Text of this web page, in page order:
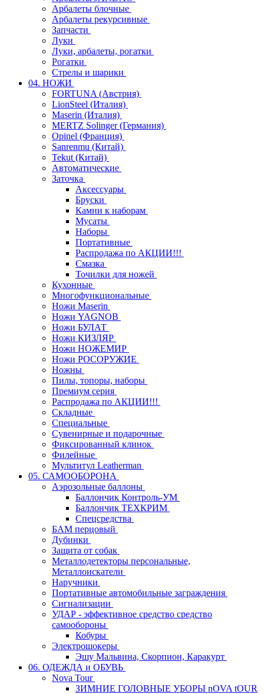
Арбалеты блочные
Арбалеты рекурсивные
Запчасти
Луки
Луки, арбалеты, рогатки
Рогатки
Стрелы и шарики
04. НОЖИ
FORTUNA (Австрия)
LionSteel (Италия)
Maserin (Италия)
MERTZ Solinger (Германия)
Opinel (Франция)
Sanrenmu (Китай)
Tekut (Китай)
Автоматические
Заточка
Аксессуары
Бруски
Камни к наборам
Мусаты
Наборы
Портативные
Распродажа по АКЦИИ!!!
Смазка
Точилки для ножей
Кухонные
Многофункциональные
Ножи Maserin
Ножи YAGNOB
Ножи БУЛАТ
Ножи КИЗЛЯР
Ножи НОЖЕМИР
Ножи РОСОРУЖИЕ
Ножны
Пилы, топоры, наборы
Премиум серия
Распродажа по АКЦИИ!!!
Складные
Специальные
Сувенирные и подарочные
Фиксированный клинок
Филейные
Мультитул Leatherman
05. САМООБОРОНА
Аэрозольные баллоны
Баллончик Контроль-УМ
Баллончик ТЕХКРИМ
Спецсредства
БАМ перцовый
Дубинки
Защита от собак
Металлодетекторы персональные,
Металлоискатели
Наручники
Портативные автомобильные заграждения
Сигнализации
УДАР - эффективное средство средство
самообороны
Кобуры
Электрошокеры
Эшу Мальвина, Скорпион, Каракурт
06. ОДЕЖДА и ОБУВЬ
Nova Tour
ЗИМНИЕ ГОЛОВНЫЕ УБОРЫ nOVA tOUR